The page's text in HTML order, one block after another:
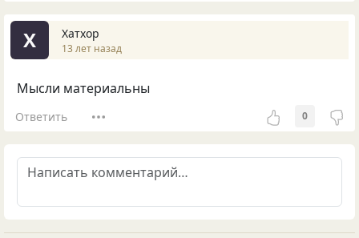
Х Хатхор
13 лет назад
Мысли материальны
Ответить 0